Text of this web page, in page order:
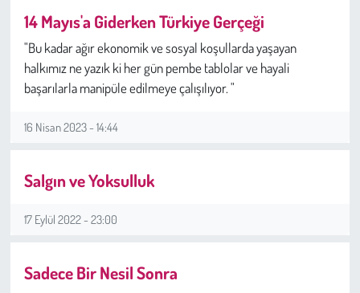
14 Mayıs'a Giderken Türkiye Gerçeği
"Bu kadar ağır ekonomik ve sosyal koşullarda yaşayan
halkımız ne yazık ki her gün pembe tablolar ve hayali
başarılarla manipüle edilmeye çalışılıyor. "
16 Nisan 2023 - 14:44
Salgın ve Yoksulluk
17 Eylül 2022 - 23:00
Sadece Bir Nesil Sonra
Hayvan Hakları
Çevre
Tarih